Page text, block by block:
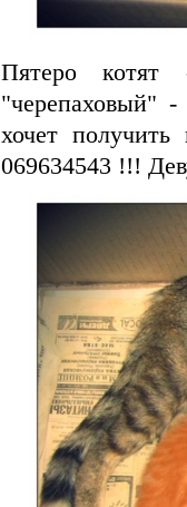
Пятеро
"черепаховый"
хочет
069634543 !!!